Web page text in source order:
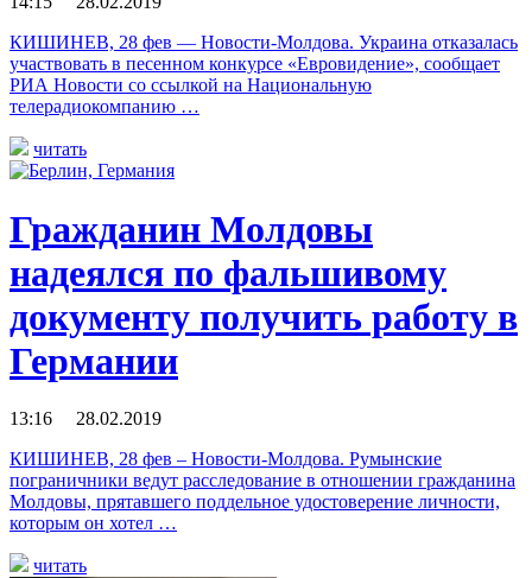
КИШИНЕВ, 28 фев — Новости-Молдова. Украина отказалась
участвовать в песенном конкурсе «Евровидение», сообщает
РИА Новости со ссылкой на Национальную
телерадиокомпанию …
читать
Гражданин Молдовы
надеялся по фальшивому
документу получить работу в
Германии
13:16 28.02.2019
КИШИНЕВ, 28 фев – Новости-Молдова. Румынские
пограничники ведут расследование в отношении гражданина
Молдовы, прятавшего поддельное удостоверение личности,
которым он хотел …
читать